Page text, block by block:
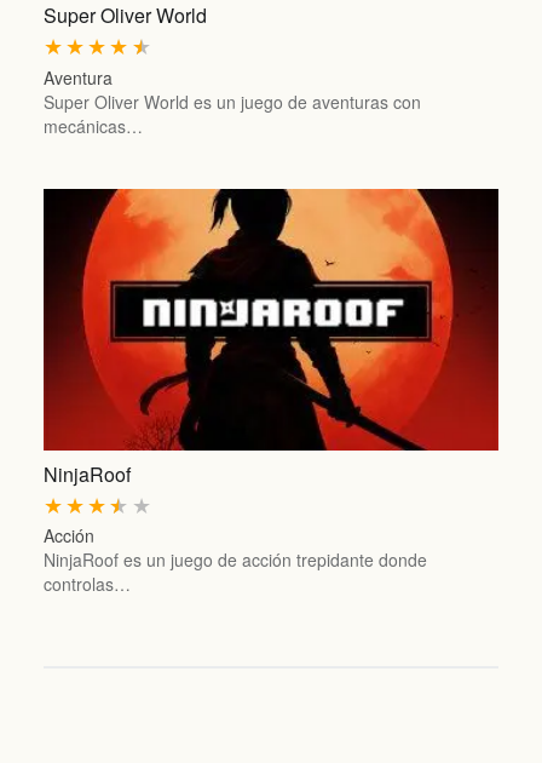
Super Oliver World
★
★
★
★
★
Aventura
Super Oliver World es un juego de aventuras con
mecánicas…
NinjaRoof
★
★
★
★
★
Acción
NinjaRoof es un juego de acción trepidante donde
controlas…